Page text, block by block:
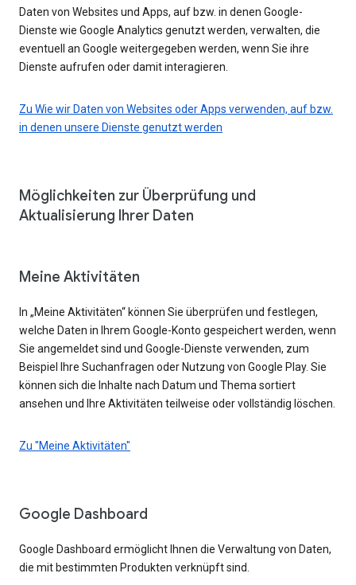
Daten von Websites und Apps, auf bzw. in denen Google-
Dienste wie Google Analytics genutzt werden, verwalten, die
eventuell an Google weitergegeben werden, wenn Sie ihre
Dienste aufrufen oder damit interagieren.
Zu Wie wir Daten von Websites oder Apps verwenden, auf bzw.
in denen unsere Dienste genutzt werden
Möglichkeiten zur Überprüfung und
Aktualisierung Ihrer Daten
Meine Aktivitäten
In „Meine Aktivitäten“ können Sie überprüfen und festlegen,
welche Daten in Ihrem Google-Konto gespeichert werden, wenn
Sie angemeldet sind und Google-Dienste verwenden, zum
Beispiel Ihre Suchanfragen oder Nutzung von Google Play. Sie
können sich die Inhalte nach Datum und Thema sortiert
ansehen und Ihre Aktivitäten teilweise oder vollständig löschen.
Zu "Meine Aktivitäten"
Google Dashboard
Google Dashboard ermöglicht Ihnen die Verwaltung von Daten,
die mit bestimmten Produkten verknüpft sind.